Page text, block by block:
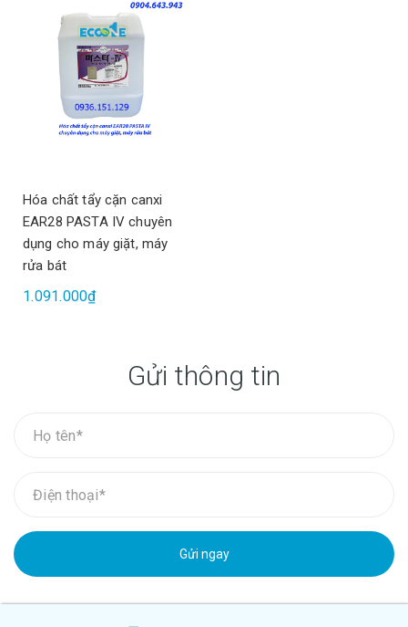
Hóa chất tẩy cặn canxi
EAR28 PASTA IV chuyên
dụng cho máy giặt, máy
rửa bát
1.091.000₫
Gửi thông tin
Gửi ngay